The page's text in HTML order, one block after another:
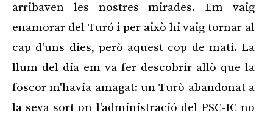
arribaven les nostres mirades. Em vaig
enamorar del Turó i per això hi vaig tornar al
cap d'uns dies, però aquest cop de mati. La
llum del dia em va fer descobrir allò que la
foscor m'havia amagat: un Turò abandonat a
la seva sort on l'administració del PSC-IC no